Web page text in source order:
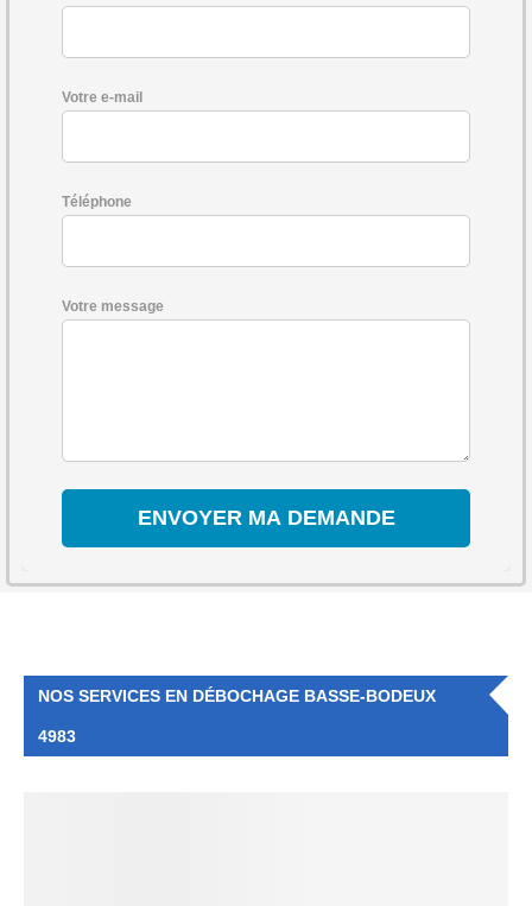
Votre e-mail
Téléphone
Votre message
NOS SERVICES EN DÉBOCHAGE BASSE-BODEUX
4983